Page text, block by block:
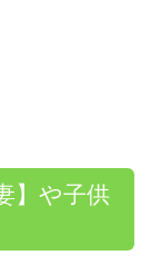
】や子供